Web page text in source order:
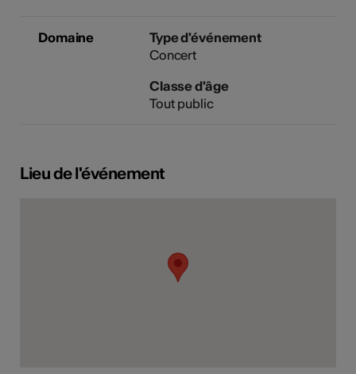
Domaine
Type d'événement
Concert
Classe d'âge
Tout public
Lieu de l'événement